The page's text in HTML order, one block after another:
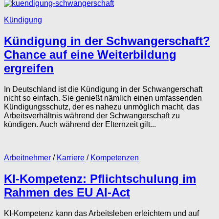
Kündigung
Kündigung in der Schwangerschaft?
Chance auf eine Weiterbildung
ergreifen
In Deutschland ist die Kündigung in der Schwangerschaft
nicht so einfach. Sie genießt nämlich einen umfassenden
Kündigungsschutz, der es nahezu unmöglich macht, das
Arbeitsverhältnis während der Schwangerschaft zu
kündigen. Auch während der Elternzeit gilt...
Arbeitnehmer / Karriere / Kompetenzen
KI-Kompetenz: Pflichtschulung im
Rahmen des EU AI-Act
KI-Kompetenz kann das Arbeitsleben erleichtern und auf